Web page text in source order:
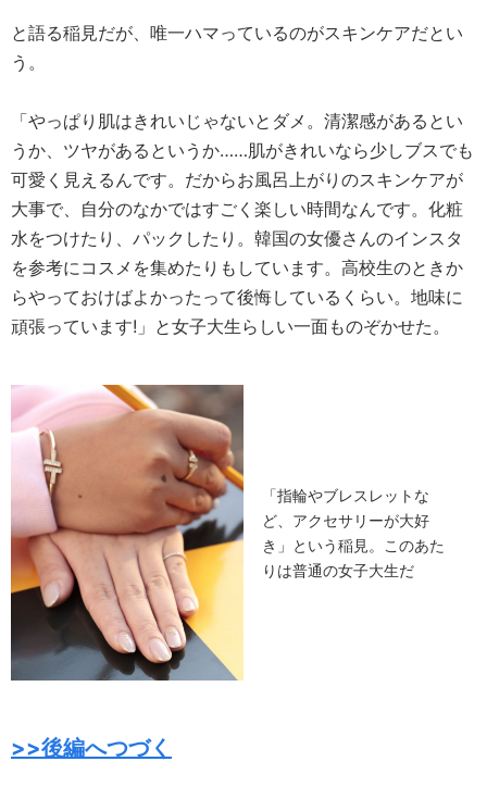
と語る稲見だが、唯一ハマっているのがスキンケアだとい
う。
「やっぱり肌はきれいじゃないとダメ。清潔感があるとい
うか、ツヤがあるというか……肌がきれいなら少しブスでも
可愛く見えるんです。だからお風呂上がりのスキンケアが
大事で、自分のなかではすごく楽しい時間なんです。化粧
水をつけたり、パックしたり。韓国の女優さんのインスタ
を参考にコスメを集めたりもしています。高校生のときか
らやっておけばよかったって後悔しているくらい。地味に
頑張っています!」と女子大生らしい一面ものぞかせた。
「指輪やブレスレットな
ど、アクセサリーが大好
き」という稲見。このあた
りは普通の女子大生だ
>>後編へつづく